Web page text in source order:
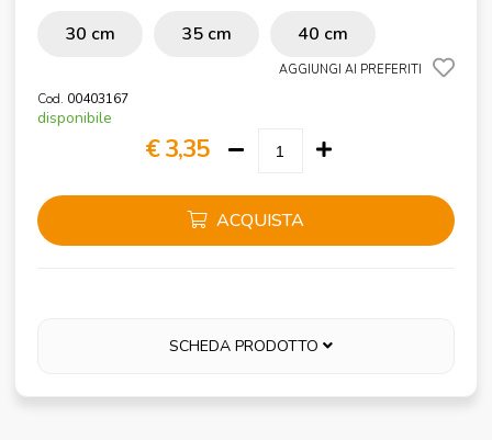
30 cm 35 cm 40 cm
AGGIUNGI AI PREFERITI
Cod. 00403167
disponibile
€ 3,35
ACQUISTA
SCHEDA PRODOTTO